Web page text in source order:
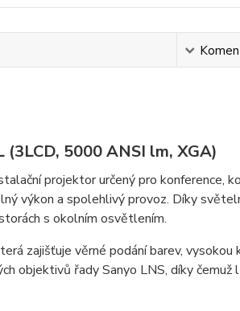
5000 ANSI lm, XGA)
projektor určený pro konference,
výkon a spolehlivý provoz. Díky
s okolním osvětlením.
zajišťuje věrné podání barev,
objektivů řady Sanyo LNS, díky